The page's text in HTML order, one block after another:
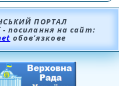
ПОРТАЛ
- посилання на сайт:
обов’язкове